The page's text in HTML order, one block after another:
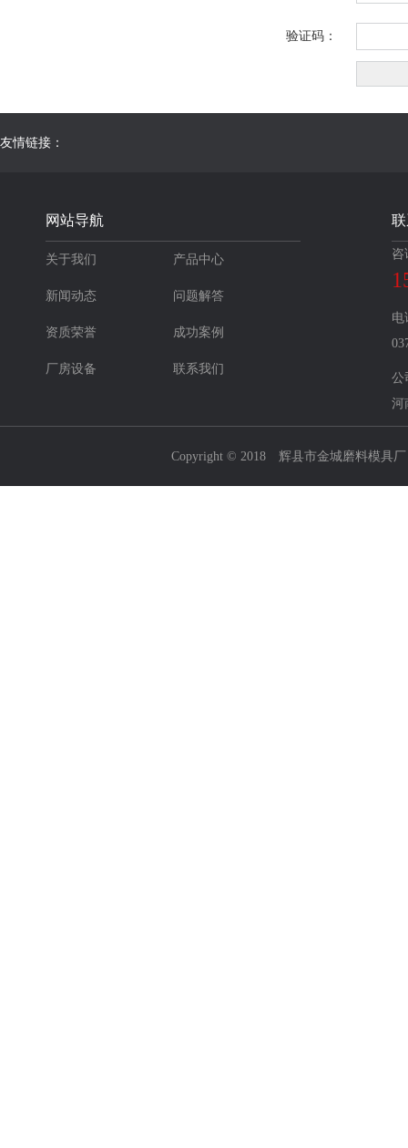
验证码：
友情链接：
网站导航
关于我们 产品中心
新闻动态 问题解答
资质荣誉 成功案例
厂房设备 联系我们
咨
电
公
河
Copyright © 2018 辉县市金城磨料模具